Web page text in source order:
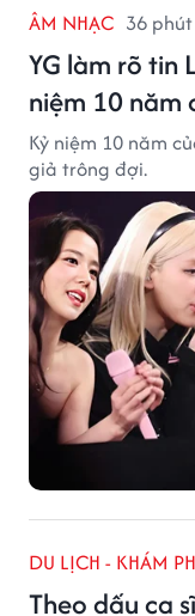
ÂM NHẠC 36
YG làm rõ tin
niệm 10 năm
Kỷ niệm 10 năm
giả trông đợi.
DU LỊCH - KHÁM
Theo dấu ca